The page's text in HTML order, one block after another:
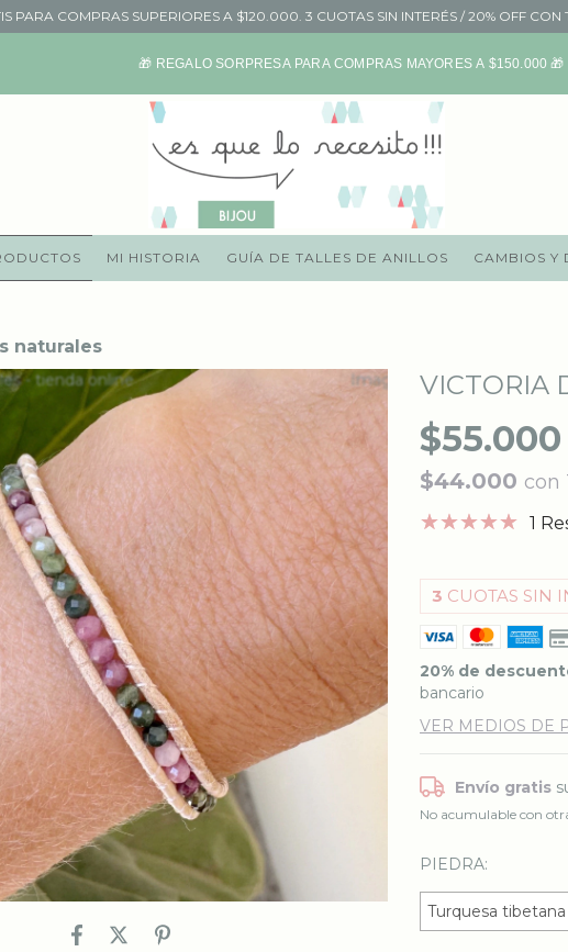
PARA COMPRAS SUPERIORES A $120.000. 3 CUOTAS SIN INTERÉS / 20% OFF CON
🎁 REGALO SORPRESA PARA COMPRAS MAYORES A $150.000 🎁
MI HISTORIA GUÍA DE TALLES DE ANILLOS CAMBIOS Y
naturales
VICTORIA
$55.000
$44.000 con
1
3 CUOTAS SIN
20% de
bancario
VER MEDIOS DE
Envío gratis
No acumulable con
PIEDRA: